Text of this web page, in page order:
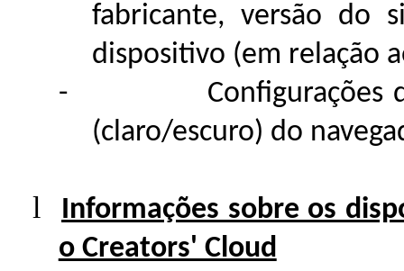
fabricante, versão do
dispositivo (em relação
-
Configurações
(claro/escuro) do
l
Informações sobre os
o Creators' Cloud